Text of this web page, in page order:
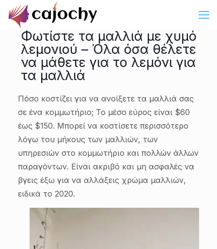
Φωτίστε τα μαλλιά με χυμό
λεμονιού – Όλα όσα θέλετε
να μάθετε για το λεμόνι για
τα μαλλιά
Πόσο κοστίζει για να ανοίξετε τα μαλλιά σας
σε ένα κομμωτήριο; Το μέσο εύρος είναι $60
έως $150. Μπορεί να κοστίσετε περισσότερο
λόγω του μήκους των μαλλιών, των
υπηρεσιών στο κομμωτήριο και πολλών άλλων
παραγόντων. Είναι ακριβό και μη ασφαλές να
βγεις έξω για να αλλάξεις χρώμα μαλλιών,
ειδικά το 2020.